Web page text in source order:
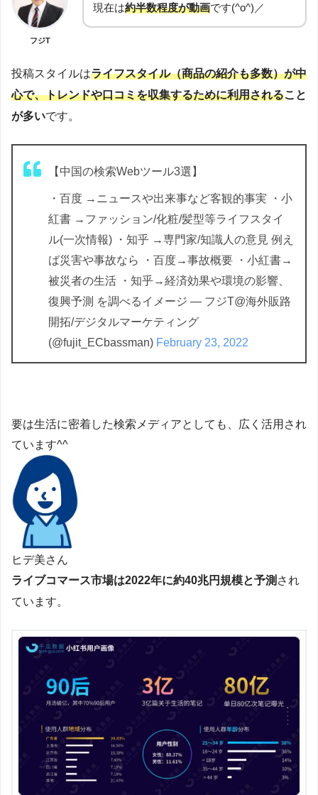
フジT
現在は約半数程度が動画です(^o^)／
投稿スタイルはライフスタイル（商品の紹介も多数）が中
心で、トレンドや口コミを収集するために利用されること
が多いです。
【中国の検索Webツール3選】
・百度 →ニュースや出来事など客観的事実 ・小
紅書 →ファッション/化粧/髪型等ライフスタイ
ル(一次情報) ・知乎 →専門家/知識人の意見 例え
ば災害や事故なら ・百度→事故概要 ・小紅書→
被災者の生活 ・知乎→経済効果や環境の影響、
復興予測 を調べるイメージ — フジT@海外販路
開拓/デジタルマーケティング
(@fujit_ECbassman) February 23, 2022
要は生活に密着した検索メディアとしても、広く活用され
ています^^
ヒデ美さん
ライブコマース市場は2022年に約40兆円規模と予測 され
ています。